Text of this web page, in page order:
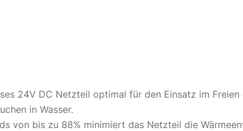
24V DC Netzteil optimal für den Einsatz im
in Wasser.
von bis zu 88% minimiert das Netzteil die